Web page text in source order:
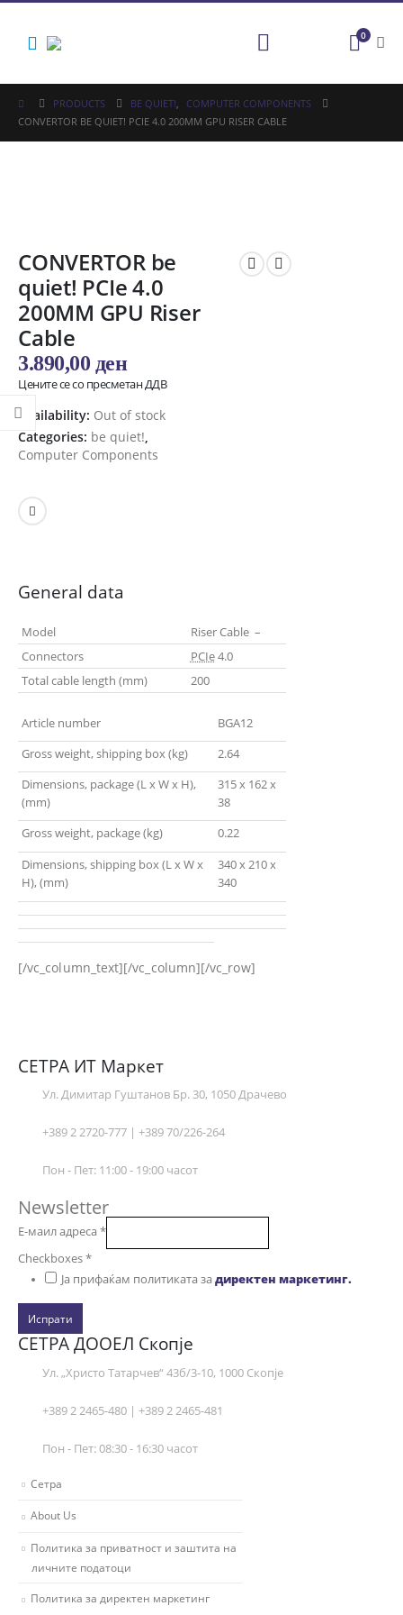
0
PRODUCTS BE QUIET!,
COMPUTER COMPONENTS
CONVERTOR BE QUIET! PCIE 4.0 200MM GPU RISER CABLE
CONVERTOR be
quiet! PCIe 4.0
200MM GPU Riser
Cable
3.890,00 ден
Цените се со пресметан ДДВ
Availability: Out of stock
Categories: be quiet!,
Computer Components
General data
Model
Riser Cable –
Connectors
PCIe4.0
Total cable length (mm)
200
Article number
BGA12
Gross weight, shipping box (kg)
2.64
Dimensions, package (L x W x H),
(mm)
315 x 162 x
38
Gross weight, package (kg)
0.22
Dimensions, shipping box (L x W x
H), (mm)
340 x 210 x
340
[/vc_column_text][/vc_column][/vc_row]
СЕТРА ИТ Маркет
Ул. Димитар Гуштанов Бр. 30, 1050 Драчево
+389 2 2720-777 | +389 70/226-264
Пон - Пет: 11:00 - 19:00 часот
Newsletter
Е-маил адреса*
Checkboxes*
Ја прифаќам политиката задиректен маркетинг.
Испрати
СЕТРА ДООЕЛ Скопје
Ул. „Христо Татарчев“ 43б/3-10, 1000 Скопје
+389 2 2465-480 | +389 2 2465-481
Пон - Пет: 08:30 - 16:30 часот
Сетра
About Us
Политика за приватност и заштита на
личните податоци
Политика за директен маркетинг